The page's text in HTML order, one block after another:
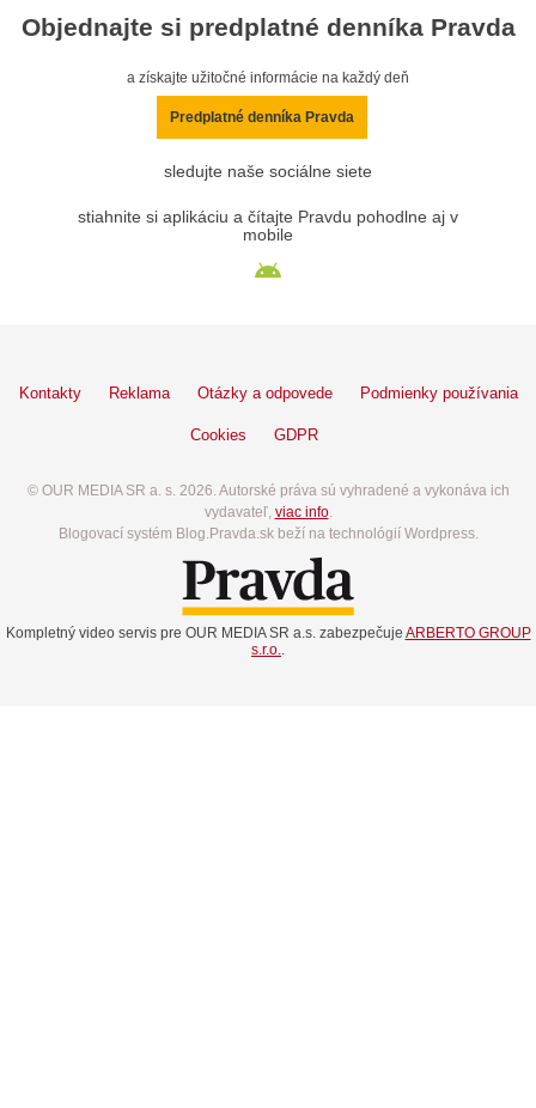
Objednajte si predplatné denníka Pravda
a získajte užitočné informácie na každý deň
Predplatné denníka Pravda
sledujte naše sociálne siete
stiahnite si aplikáciu a čítajte Pravdu pohodlne aj v
mobile
Kontakty Reklama Otázky a odpovede Podmienky používania
Cookies GDPR
© OUR MEDIA SR a. s. 2026. Autorské práva sú vyhradené a vykonáva ich
vydavateľ, viac info.
Blogovací systém Blog.Pravda.sk beží na technológií Wordpress.
Kompletný video servis pre OUR MEDIA SR a.s. zabezpečuje ARBERTO GROUP
s.r.o.